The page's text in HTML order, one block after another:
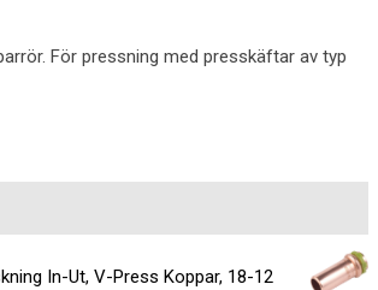
För pressning med presskäftar av typ
In-Ut, V-Press Koppar, 18-12